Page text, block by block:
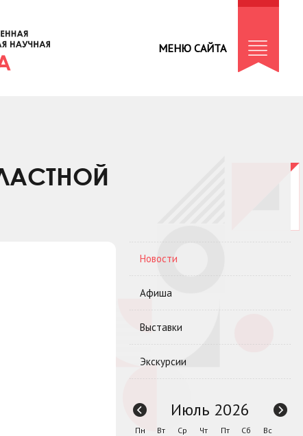
МЕНЮ САЙТА
Новости
Афиша
Выставки
Экскурсии
Июль 2026
Пн Вт Ср Чт Пт Сб Вс